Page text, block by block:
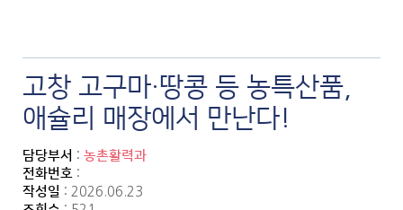
고창 고구마·땅콩 등 농특산품,
애슐리 매장에서 만난다!
담당부서 : 농촌활력과
전화번호:
작성일 : 2026.06.23